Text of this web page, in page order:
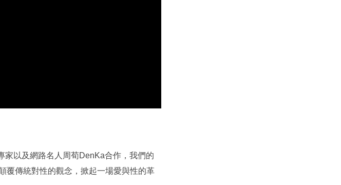
家以及網路名人周荀DenKa合作，我們的
覆傳統對性的觀念，掀起一場愛與性的革